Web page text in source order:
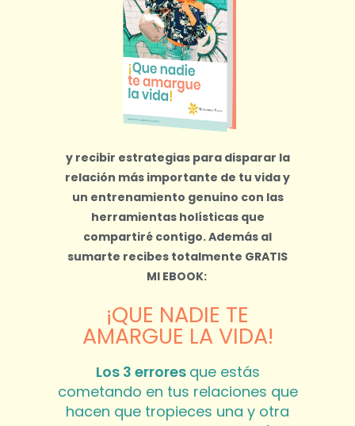
y recibir estrategias para disparar la
relación más importante de tu vida y
un entrenamiento genuino con las
herramientas holísticas que
compartiré contigo.Además al
sumarte recibes totalmente GRATIS
MI EBOOK:
¡QUE NADIE TE
AMARGUE LA VIDA!
Los 3 errores que estás
cometando en tus relaciones que
hacen que tropieces una y otra